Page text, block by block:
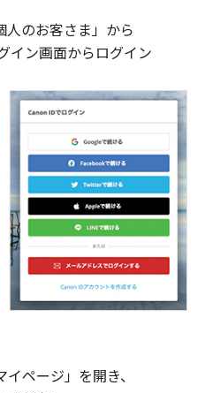
人のお客さま」から
イン画面からログイン
ページ」を開き、